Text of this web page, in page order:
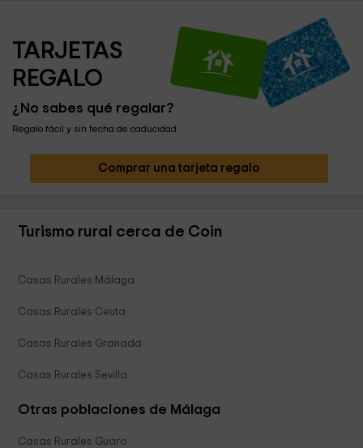
TARJETAS
REGALO
¿No sabes qué regalar?
Regalo fácil y sin fecha de caducidad
Comprar una tarjeta regalo
Turismo rural cerca de Coin
Casas Rurales Málaga
Casas Rurales Ceuta
Casas Rurales Granada
Casas Rurales Sevilla
Otras poblaciones de Málaga
Casas Rurales Guaro